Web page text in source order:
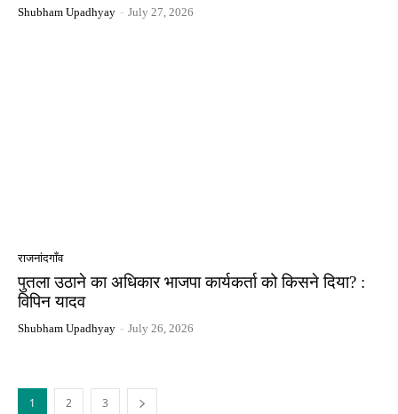
Shubham Upadhyay - July 27, 2026
राजनांदगाँव
पुतला उठाने का अधिकार भाजपा कार्यकर्ता को किसने दिया? :
विपिन यादव
Shubham Upadhyay - July 26, 2026
1 2 3